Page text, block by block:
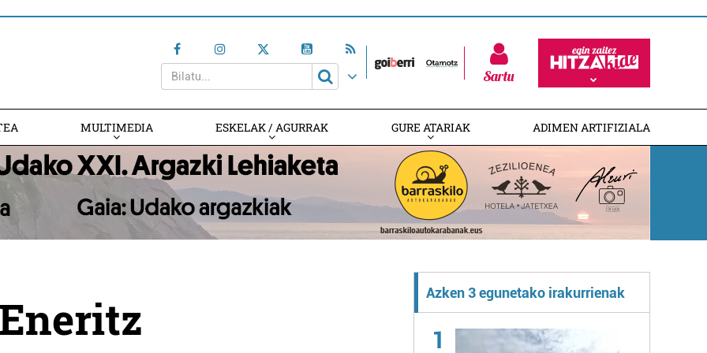
Sartu
MULTIMEDIA ESKELAK / AGURRAK GURE ATARIAK ADIMEN ARTIFIZIALA
Azken 3 egunetako irakurrienak
1